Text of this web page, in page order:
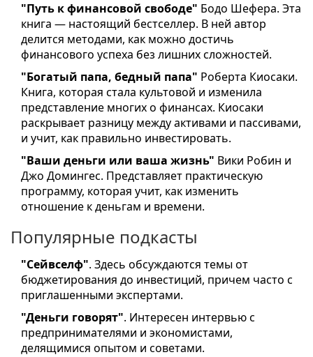
"Путь к финансовой свободе" Бодо Шефера. Эта
книга — настоящий бестселлер. В ней автор
делится методами, как можно достичь
финансового успеха без лишних сложностей.
"Богатый папа, бедный папа" Роберта Киосаки.
Книга, которая стала культовой и изменила
представление многих о финансах. Киосаки
раскрывает разницу между активами и пассивами,
и учит, как правильно инвестировать.
"Ваши деньги или ваша жизнь" Вики Робин и
Джо Домингес. Представляет практическую
программу, которая учит, как изменить
отношение к деньгам и времени.
Популярные подкасты
"Сейвселф". Здесь обсуждаются темы от
бюджетирования до инвестиций, причем часто с
приглашенными экспертами.
"Деньги говорят". Интересен интервью с
предпринимателями и экономистами,
делящимися опытом и советами.